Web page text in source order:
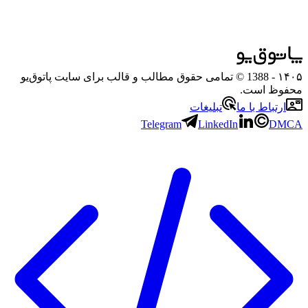
۱۴۰۵
- 1388 © تمامی حقوق مطالب و قالب برای سایت پاتوق‌یو
محفوظ است.
ارتباط با ما
تبلیغات
Telegram
LinkedIn DMCA